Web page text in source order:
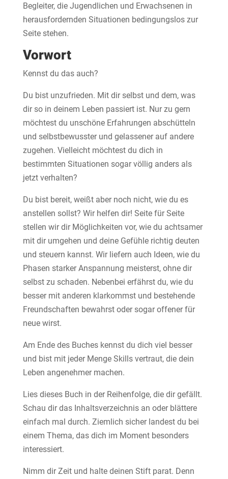
Begleiter, die Jugendlichen und Erwachsenen in
herausfordernden Situationen bedingungslos zur
Seite stehen.
Vorwort
Kennst du das auch?
Du bist unzufrieden. Mit dir selbst und dem, was
dir so in deinem Leben passiert ist. Nur zu gern
möchtest du unschöne Erfahrungen abschütteln
und selbstbewusster und gelassener auf andere
zugehen. Vielleicht möchtest du dich in
bestimmten Situationen sogar völlig anders als
jetzt verhalten?
Du bist bereit, weißt aber noch nicht, wie du es
anstellen sollst? Wir helfen dir! Seite für Seite
stellen wir dir Möglichkeiten vor, wie du achtsamer
mit dir umgehen und deine Gefühle richtig deuten
und steuern kannst. Wir liefern auch Ideen, wie du
Phasen starker Anspannung meisterst, ohne dir
selbst zu schaden. Nebenbei erfährst du, wie du
besser mit anderen klarkommst und bestehende
Freundschaften bewahrst oder sogar offener für
neue wirst.
Am Ende des Buches kennst du dich viel besser
und bist mit jeder Menge Skills vertraut, die dein
Leben angenehmer machen.
Lies dieses Buch in der Reihenfolge, die dir gefällt.
Schau dir das Inhaltsverzeichnis an oder blättere
einfach mal durch. Ziemlich sicher landest du bei
einem Thema, das dich im Moment besonders
interessiert.
Nimm dir Zeit und halte deinen Stift parat. Denn